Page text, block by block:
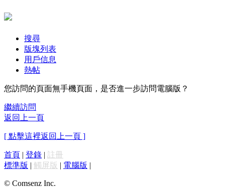
搜尋
版塊列表
用戶信息
熱帖
您訪問的頁面無手機頁面，是否進一步訪問電腦版？
繼續訪問
返回上一頁
[ 點擊這裡返回上一頁 ]
首頁 | 登錄 | 註冊
標準版 | 觸屏版 | 電腦版 |
© Comsenz Inc.